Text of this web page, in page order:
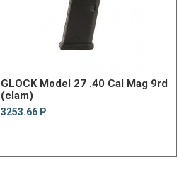
GLOCK Model 27 .40 Cal Mag 9rd
(clam)
3253.66 Р